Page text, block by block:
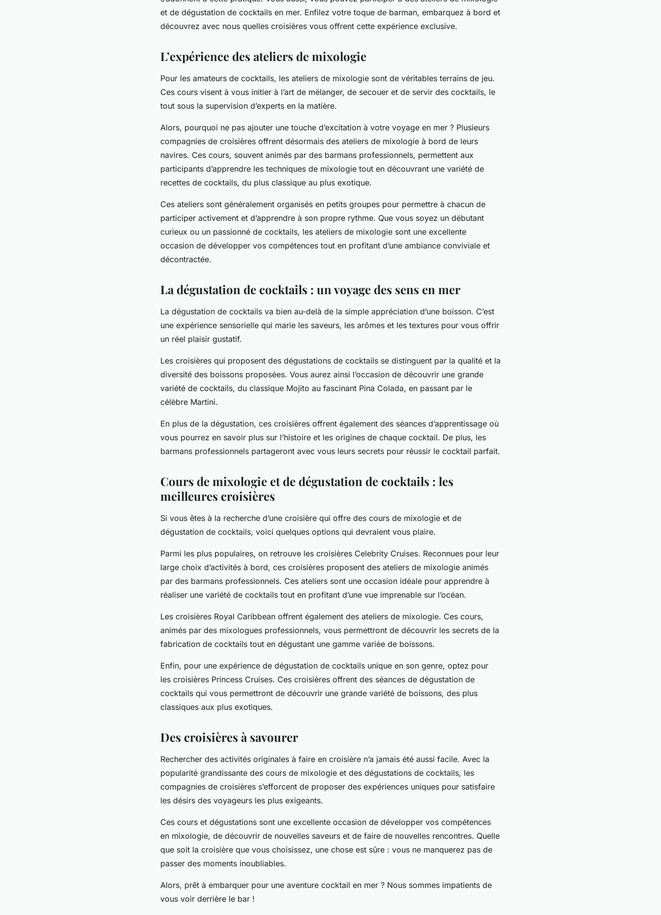
et de dégustation de cocktails en mer. Enfilez votre toque de barman, embarquez à bord et
découvrez avec nous quelles croisières vous offrent cette expérience exclusive.
L’expérience des ateliers de mixologie
Pour les amateurs de cocktails, les ateliers de mixologie sont de véritables terrains de jeu.
Ces cours visent à vous initier à l’art de mélanger, de secouer et de servir des cocktails, le
tout sous la supervision d’experts en la matière.
Alors, pourquoi ne pas ajouter une touche d’excitation à votre voyage en mer ? Plusieurs
compagnies de croisières offrent désormais des ateliers de mixologie à bord de leurs
navires. Ces cours, souvent animés par des barmans professionnels, permettent aux
participants d’apprendre les techniques de mixologie tout en découvrant une variété de
recettes de cocktails, du plus classique au plus exotique.
Ces ateliers sont généralement organisés en petits groupes pour permettre à chacun de
participer activement et d’apprendre à son propre rythme. Que vous soyez un débutant
curieux ou un passionné de cocktails, les ateliers de mixologie sont une excellente
occasion de développer vos compétences tout en profitant d’une ambiance conviviale et
décontractée.
La dégustation de cocktails : un voyage des sens en mer
La dégustation de cocktails va bien au-delà de la simple appréciation d’une boisson. C’est
une expérience sensorielle qui marie les saveurs, les arômes et les textures pour vous offrir
un réel plaisir gustatif.
Les croisières qui proposent des dégustations de cocktails se distinguent par la qualité et la
diversité des boissons proposées. Vous aurez ainsi l’occasion de découvrir une grande
variété de cocktails, du classique Mojito au fascinant Pina Colada, en passant par le
célèbre Martini.
En plus de la dégustation, ces croisières offrent également des séances d’apprentissage où
vous pourrez en savoir plus sur l’histoire et les origines de chaque cocktail. De plus, les
barmans professionnels partageront avec vous leurs secrets pour réussir le cocktail parfait.
Cours de mixologie et de dégustation de cocktails : les
meilleures croisières
Si vous êtes à la recherche d’une croisière qui offre des cours de mixologie et de
dégustation de cocktails, voici quelques options qui devraient vous plaire.
Parmi les plus populaires, on retrouve les croisières Celebrity Cruises. Reconnues pour leur
large choix d’activités à bord, ces croisières proposent des ateliers de mixologie animés
par des barmans professionnels. Ces ateliers sont une occasion idéale pour apprendre à
réaliser une variété de cocktails tout en profitant d’une vue imprenable sur l’océan.
Les croisières Royal Caribbean offrent également des ateliers de mixologie. Ces cours,
animés par des mixologues professionnels, vous permettront de découvrir les secrets de la
fabrication de cocktails tout en dégustant une gamme variée de boissons.
Enfin, pour une expérience de dégustation de cocktails unique en son genre, optez pour
les croisières Princess Cruises. Ces croisières offrent des séances de dégustation de
cocktails qui vous permettront de découvrir une grande variété de boissons, des plus
classiques aux plus exotiques.
Des croisières à savourer
Rechercher des activités originales à faire en croisière n’a jamais été aussi facile. Avec la
popularité grandissante des cours de mixologie et des dégustations de cocktails, les
compagnies de croisières s’efforcent de proposer des expériences uniques pour satisfaire
les désirs des voyageurs les plus exigeants.
Ces cours et dégustations sont une excellente occasion de développer vos compétences
en mixologie, de découvrir de nouvelles saveurs et de faire de nouvelles rencontres. Quelle
que soit la croisière que vous choisissez, une chose est sûre : vous ne manquerez pas de
passer des moments inoubliables.
Alors, prêt à embarquer pour une aventure cocktail en mer ? Nous sommes impatients de
vous voir derrière le bar !